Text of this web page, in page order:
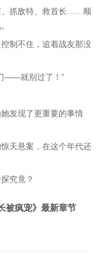
、抓敌特、救首长……顺
制不住，追着战友那没
——就别过了！”
发现了更重要的事情
天悬案，在这个年代还
究竟？
被疯宠》最新章节